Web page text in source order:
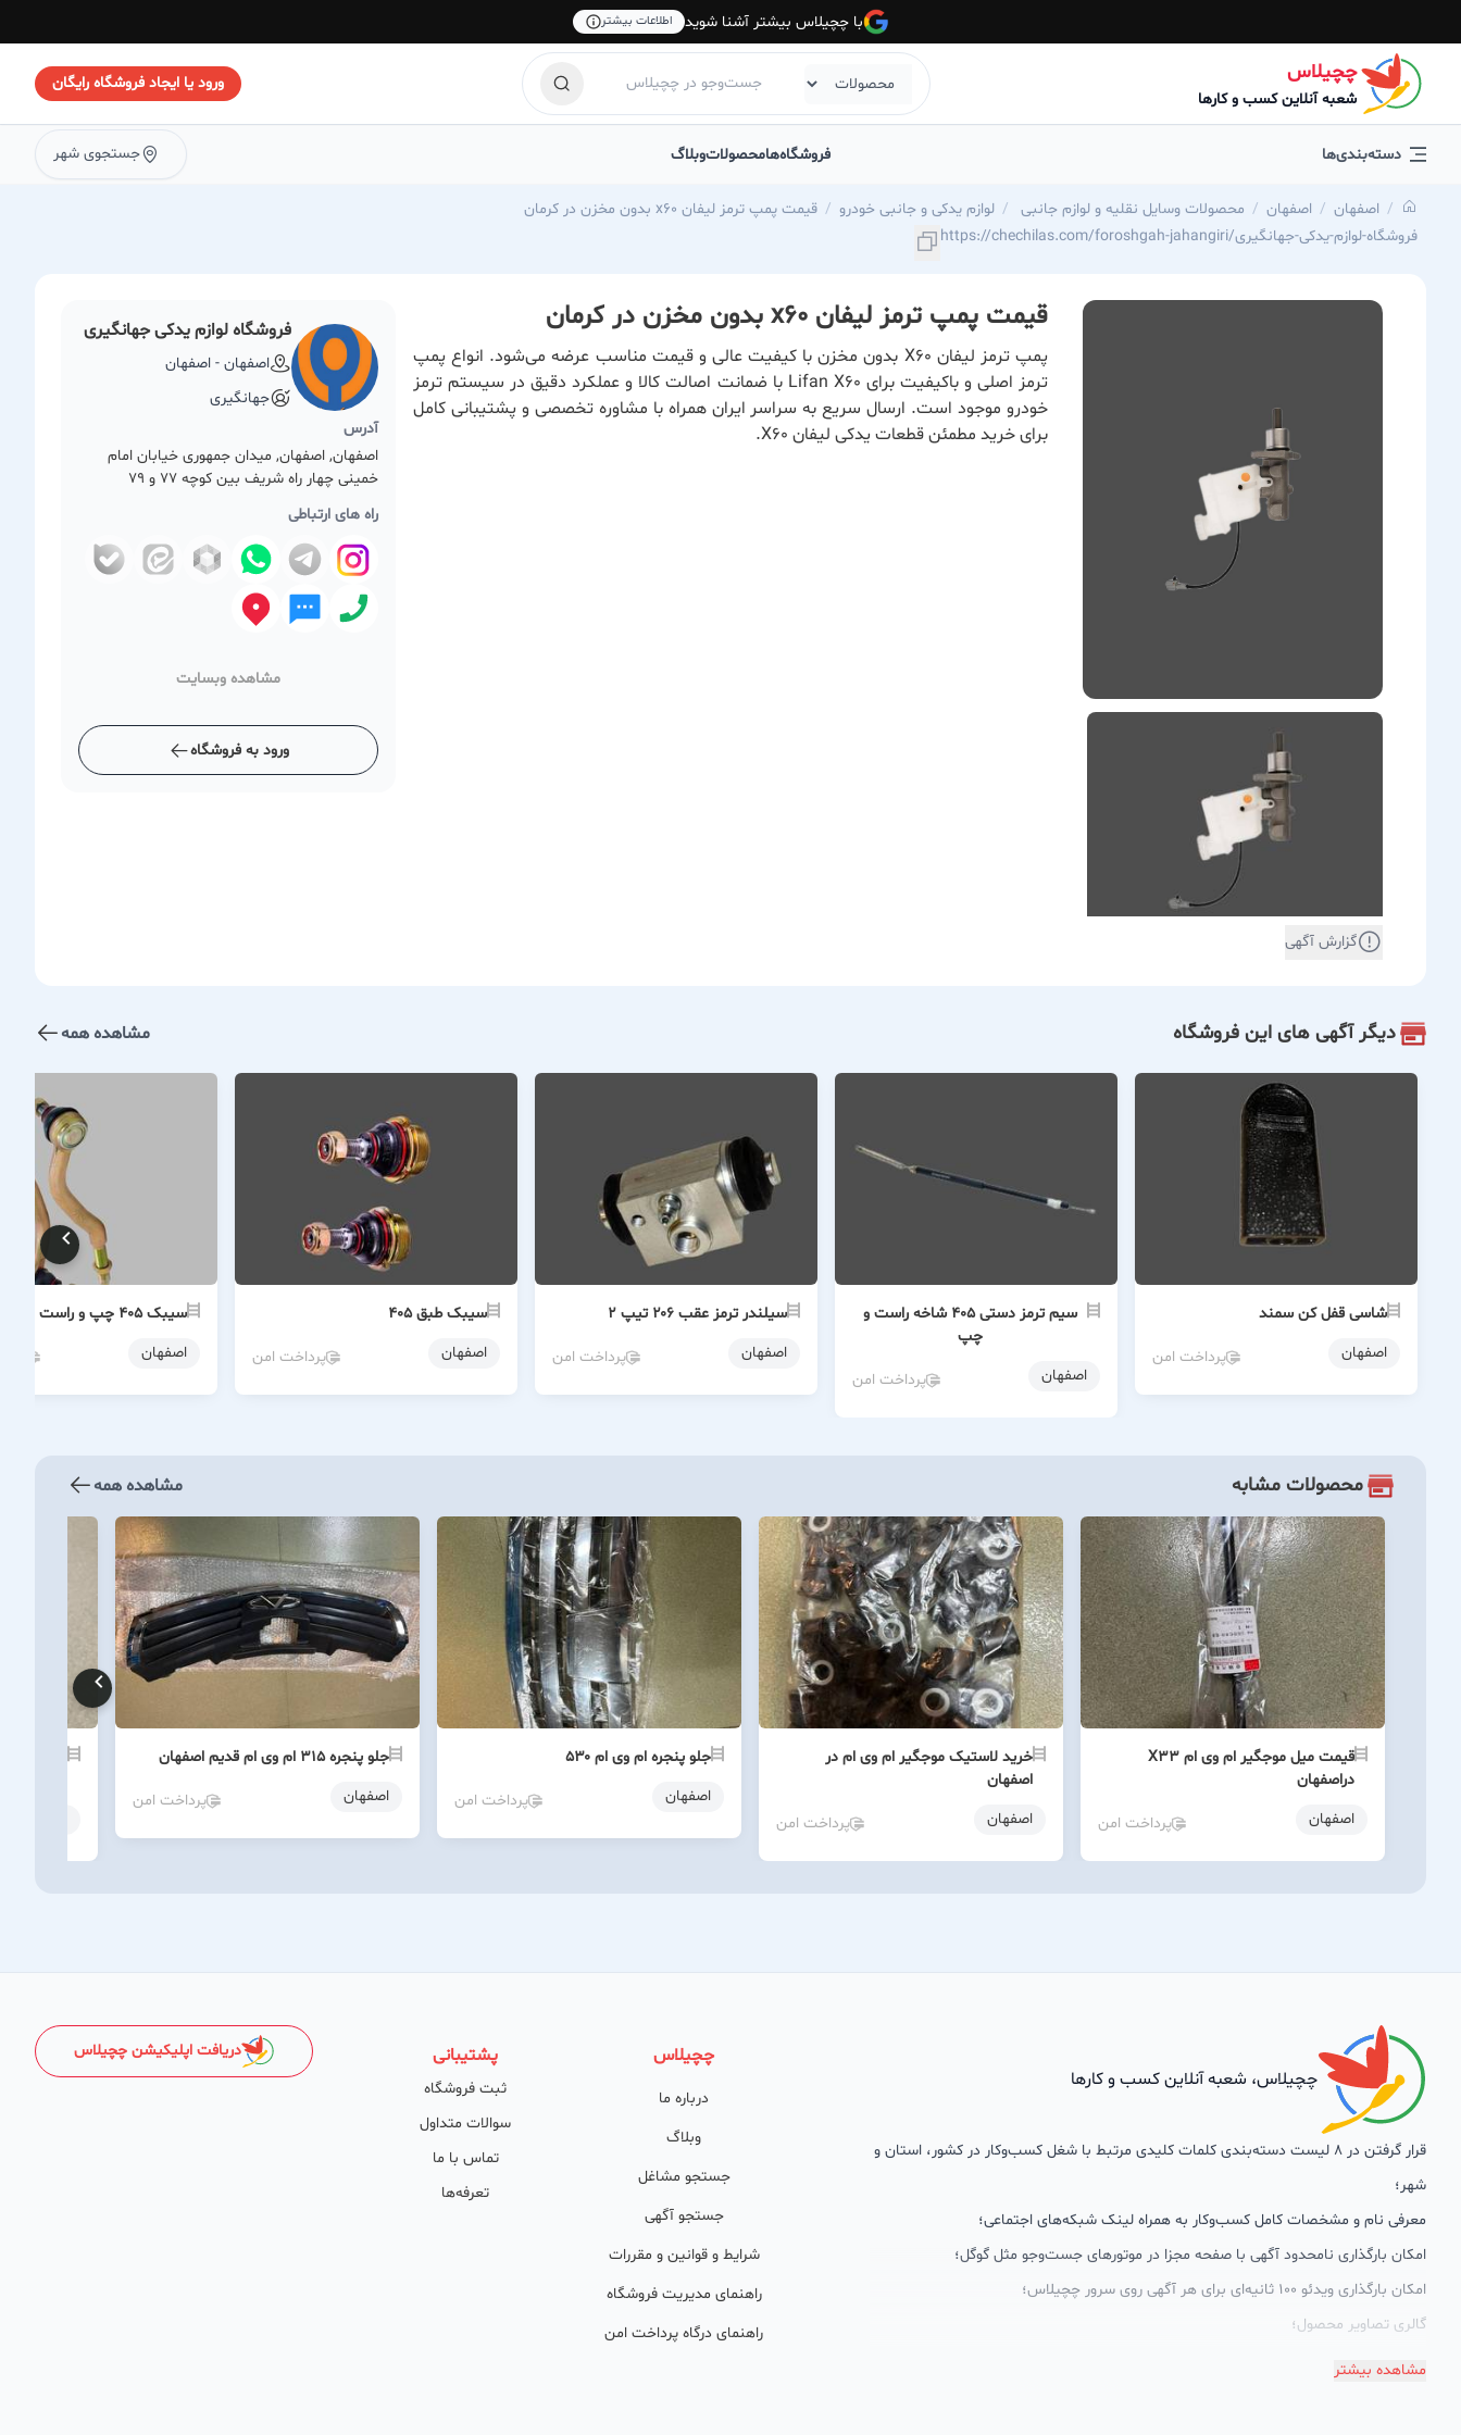
با چچیلاس بیشتر آشنا شوید اطلاعات بیشتر
چچیلاس
شعبه آنلاین کسب و کارها
ورود یا ایجاد فروشگاه رایگان
دسته‌بندی‌ها فروشگاه‌هامحصولاتوبلاگ جستجوی شهر
اصفهان اصفهان محصولات وسایل نقلیه و لوازم جانبی لوازم یدکی و جانبی خودرو
قیمت پمپ ترمز لیفان x60 بدون مخزن در کرمان
https://chechilas.com/foroshgah-jahangiri/فروشگاه-لوازم-یدکی-جهانگیری
گزارش آگهی
قیمت پمپ ترمز لیفان x60 بدون مخزن در کرمان
پمپ ترمز لیفان X60 بدون مخزن با کیفیت عالی و قیمت مناسب عرضه می‌شود. انواع پمپ
ترمز اصلی و باکیفیت برای Lifan X60 با ضمانت اصالت کالا و عملکرد دقیق در سیستم ترمز
خودرو موجود است. ارسال سریع به سراسر ایران همراه با مشاوره تخصصی و پشتیبانی کامل
برای خرید مطمئن قطعات یدکی لیفان X60.
فروشگاه لوازم یدکی جهانگیری
اصفهان - اصفهان
جهانگیری
آدرس
اصفهان, اصفهان, میدان جمهوری خیابان امام
خمینی چهار راه شریف بین کوچه 77 و 79
راه های ارتباطی
مشاهده وبسایت
ورود به فروشگاه
دیگر آگهی های این فروشگاه مشاهده همه
شاسی قفل کن سمند
اصفهان
پرداخت امن
سیم ترمز دستی ۴۰۵ شاخه راست و
چپ
اصفهان
پرداخت امن
سیلندر ترمز عقب ۲۰۶ تیپ ۲
اصفهان
پرداخت امن
سیبک طبق ۴۰۵
اصفهان
پرداخت امن
سیبک ۴۰۵ چپ و راست
اصفهان
محصولات مشابه مشاهده همه
قیمت میل موجگیر ام وی ام X33
دراصفهان
اصفهان
پرداخت امن
خرید لاستیک موجگیر ام وی ام در
اصفهان
اصفهان
پرداخت امن
جلو پنجره ام وی ام ۵۳۰
اصفهان
پرداخت امن
جلو پنجره ۳۱۵ ام وی ام قدیم اصفهان
اصفهان
پرداخت امن
چچیلاس، شعبه آنلاین کسب و کارها
قرار گرفتن در 8 لیست دسته‌بندی کلمات کلیدی مرتبط با شغل کسب‌وکار در کشور، استان و
شهر؛
معرفی نام و مشخصات کامل کسب‌وکار به همراه لینک شبکه‌های اجتماعی؛
امکان بارگذاری نامحدود آگهی با صفحه مجزا در موتورهای جست‌وجو مثل گوگل؛
امکان بارگذاری ویدئو 100 ثانیه‌ای برای هر آگهی روی سرور چچیلاس؛
گالری تصاویر محصول؛
امکان دسته‌بندی آگهی‌ها
مشاهده بیشتر
چچیلاس
درباره ما
وبلاگ
جستجو مشاغل
جستجو آگهی
شرایط و قوانین و مقررات
راهنمای مدیریت فروشگاه
راهنمای درگاه پرداخت امن
پشتیبانی
ثبت فروشگاه
سوالات متداول
تماس با ما
تعرفه‌ها
دریافت اپلیکیشن چچیلاس